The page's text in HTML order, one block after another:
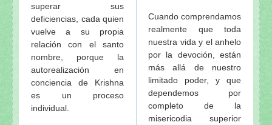
superar sus
deficiencias, cada quien
vuelve a su propia
relación con el santo
nombre, porque la
autorealización en
conciencia de Krishna
es un proceso
individual.
Cuando comprendamos
realmente que toda
nuestra vida y el anhelo
por la devoción, están
más allá de nuestro
limitado poder, y que
dependemos por
completo de la
misericodia superior